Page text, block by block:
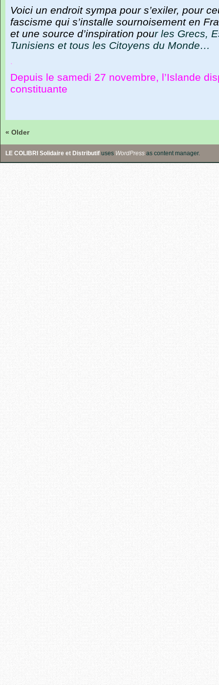
Voici un endroit sympa pour s’exiler, pour
fascisme qui s’installe sournoisement en
et une source d’inspiration pour les Grecs,
Tunisiens et tous les Citoyens du Monde…
.
Depuis le samedi 27 novembre, l’Islande
constituante
« Older
LE COLIBRI Solidaire et Distributif uses WordPress as content manager.